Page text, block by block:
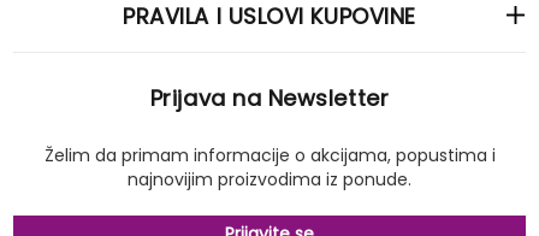
PRAVILA I USLOVI KUPOVINE
Prijava na Newsletter
Želim da primam informacije o akcijama, popustima i
najnovijim proizvodima iz ponude.